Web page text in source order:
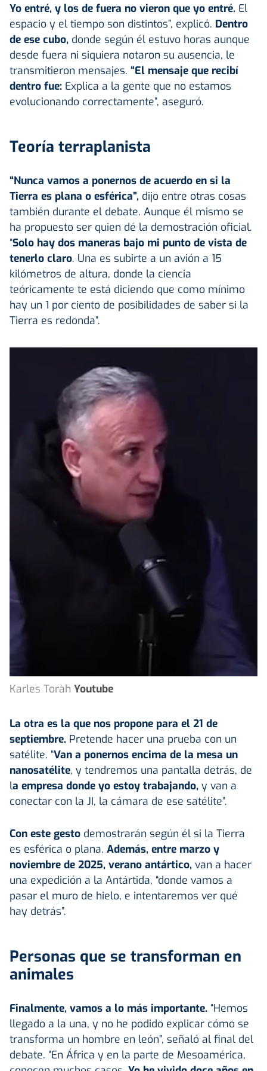
Yo entré, y los de fuera no vieron que yo entré. El
espacio y el tiempo son distintos”, explicó. Dentro
de ese cubo, donde según él estuvo horas aunque
desde fuera ni siquiera notaron su ausencia, le
transmitieron mensajes. “El mensaje que recibí
dentro fue: Explica a la gente que no estamos
evolucionando correctamente”, aseguró.
Teoría terraplanista
“Nunca vamos a ponernos de acuerdo en si la
Tierra es plana o esférica”, dijo entre otras cosas
también durante el debate. Aunque él mismo se
ha propuesto ser quien dé la demostración oficial.
“Solo hay dos maneras bajo mi punto de vista de
tenerlo claro. Una es subirte a un avión a 15
kilómetros de altura, donde la ciencia
teóricamente te está diciendo que como mínimo
hay un 1 por ciento de posibilidades de saber si la
Tierra es redonda”.
Karles Toràh Youtube
La otra es la que nos propone para el 21 de
septiembre. Pretende hacer una prueba con un
satélite. “Van a ponernos encima de la mesa un
nanosatélite, y tendremos una pantalla detrás, de
la empresa donde yo estoy trabajando, y van a
conectar con la JI, la cámara de ese satélite”.
Con este gesto demostrarán según él si la Tierra
es esférica o plana. Además, entre marzo y
noviembre de 2025, verano antártico, van a hacer
una expedición a la Antártida, “donde vamos a
pasar el muro de hielo, e intentaremos ver qué
hay detrás”.
Personas que se transforman en
animales
Finalmente, vamos a lo más importante. “Hemos
llegado a la una, y no he podido explicar cómo se
transforma un hombre en león”, señaló al final del
debate. “En África y en la parte de Mesoamérica,